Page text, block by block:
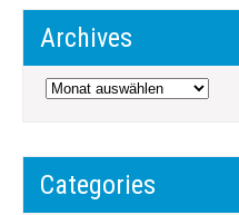
Archives
Archives
Categories